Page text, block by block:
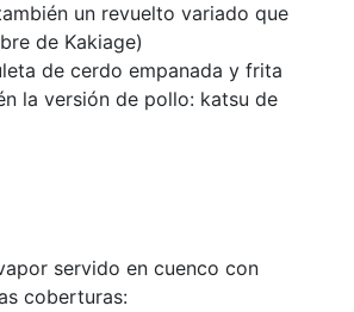
un revuelto variado que
de Kakiage)
de cerdo empanada y frita
la versión de pollo: katsu de
servido en cuenco con
coberturas: